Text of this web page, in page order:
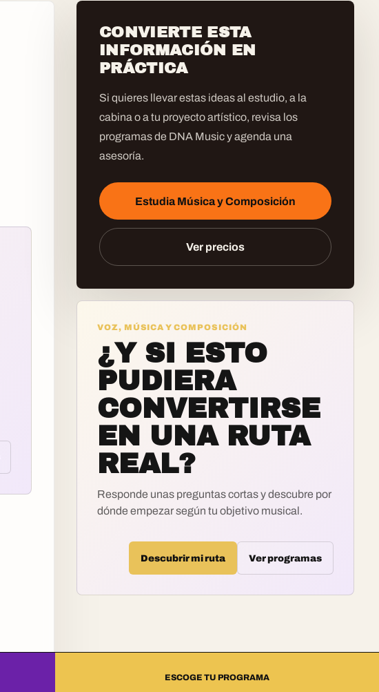
CONVIERTE ESTA
INFORMACIÓN EN
PRÁCTICA
Si quieres llevar estas ideas al estudio, a la
cabina o a tu proyecto artístico, revisa los
programas de DNA Music y agenda una
asesoría.
Estudia Música y Composición
Ver precios
VOZ, MÚSICA Y COMPOSICIÓN
¿Y SI ESTO
PUDIERA
CONVERTIRSE
EN UNA RUTA
REAL?
Responde unas preguntas cortas y descubre por
dónde empezar según tu objetivo musical.
Descubrir mi ruta Ver programas
ESCOGE TU PROGRAMA